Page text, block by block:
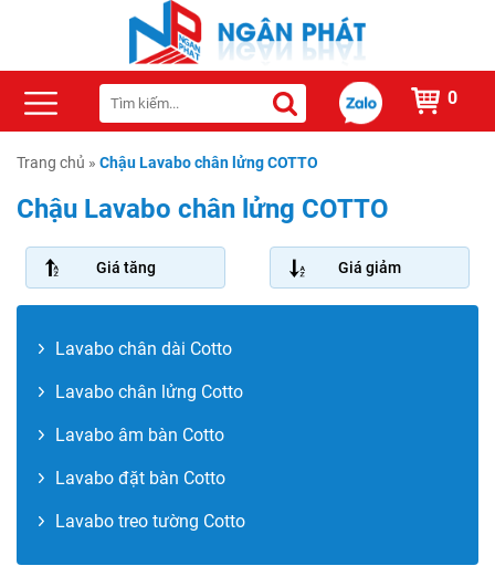
0
Trang chủ » Chậu Lavabo chân lửng COTTO
Chậu Lavabo chân lửng COTTO
Giá tăng Giá giảm
Lavabo chân dài Cotto
Lavabo chân lửng Cotto
Lavabo âm bàn Cotto
Lavabo đặt bàn Cotto
Lavabo treo tường Cotto